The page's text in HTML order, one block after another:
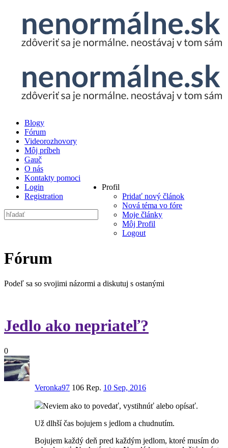
Blogy
Fórum
Videorozhovory
Môj príbeh
Gauč
O nás
Kontakty pomoci
Profil
Pridať nový článok
Nová téma vo fóre
Moje články
Môj Profil
Logout
Login
Registration
Fórum
Podeľ sa so svojimi názormi a diskutuj s ostanými
Jedlo ako nepriateľ?
0
Veronka97 106 Rep. 10 Sep, 2016
Neviem ako to povedať, vystihnúť alebo opísať.
Už dlhší čas bojujem s jedlom a chudnutím.
Bojujem každý deň pred každým jedlom, ktoré musím do